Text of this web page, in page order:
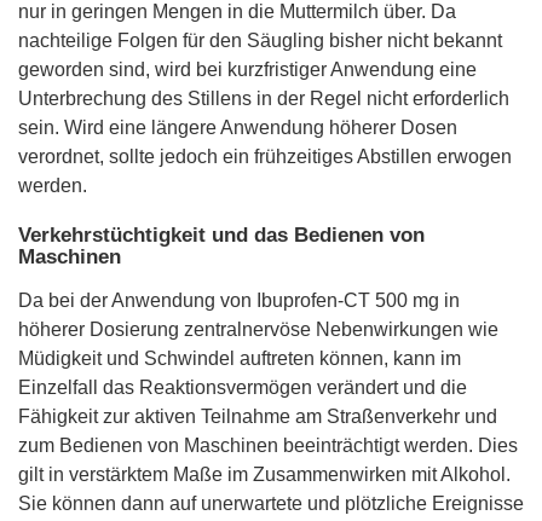
nur in geringen Mengen in die Muttermilch über. Da
nachteilige Folgen für den Säugling bisher nicht bekannt
geworden sind, wird bei kurzfristiger Anwendung eine
Unterbrechung des Stillens in der Regel nicht erforderlich
sein. Wird eine längere Anwendung höherer Dosen
verordnet, sollte jedoch ein frühzeitiges Abstillen erwogen
werden.
Verkehrstüchtigkeit und das Bedienen von
Maschinen
Da bei der Anwendung von Ibuprofen-CT 500 mg in
höherer Dosierung zentralnervöse Nebenwirkungen wie
Müdigkeit und Schwindel auftreten können, kann im
Einzelfall das Reaktionsvermögen verändert und die
Fähigkeit zur aktiven Teilnahme am Straßenverkehr und
zum Bedienen von Maschinen beeinträchtigt werden. Dies
gilt in verstärktem Maße im Zusammenwirken mit Alkohol.
Sie können dann auf unerwartete und plötzliche Ereignisse